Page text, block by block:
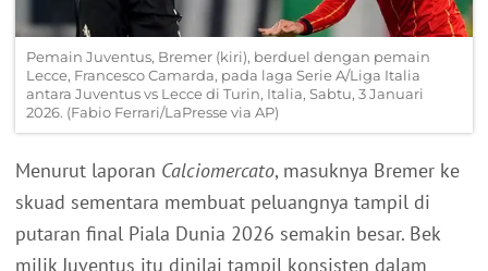
Pemain Juventus, Bremer (kiri), berduel dengan pemain
Lecce, Francesco Camarda, pada laga Serie A/Liga Italia
antara Juventus vs Lecce di Turin, Italia, Sabtu, 3 Januari
2026. (Fabio Ferrari/LaPresse via AP)
Menurut laporan Calciomercato, masuknya Bremer ke
skuad sementara membuat peluangnya tampil di
putaran final Piala Dunia 2026 semakin besar. Bek
milik Juventus itu dinilai tampil konsisten dalam